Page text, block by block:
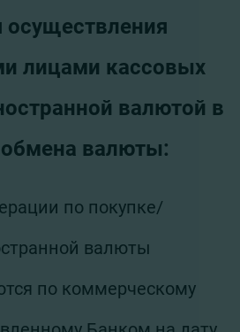
осуществления
лицами кассовых
валютой в
обмена валюты:
по покупке/
валюты
по коммерческому